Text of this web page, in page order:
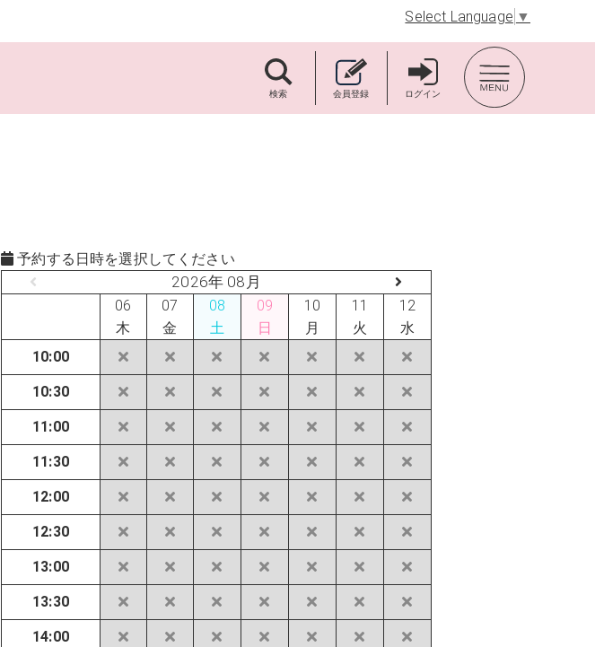
Select Language ▼
検索 会員登録 ログイン
予約する日時を選択してください
2026年 08月
06
木
07
金
08
土
09
日
10
月
11
火
12
水
10:00
10:30
11:00
11:30
12:00
12:30
13:00
13:30
14:00